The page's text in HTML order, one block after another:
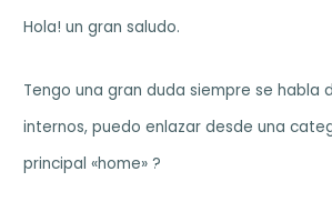
Hola! un gran saludo.
Tengo una gran duda siempre se habla
internos, puedo enlazar desde una
principal «home» ?